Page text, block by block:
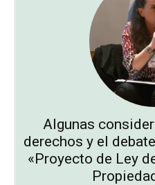
Algunas
derechos y el
«Proyecto de Ley